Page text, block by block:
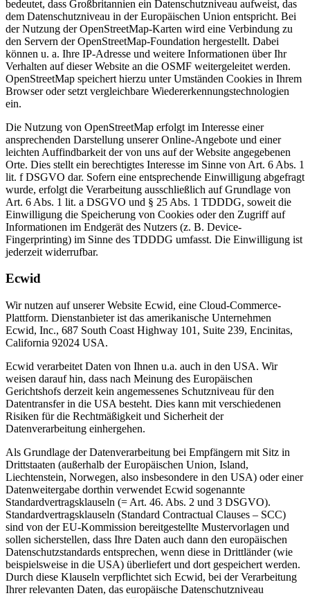
bedeutet, dass Großbritannien ein Datenschutzniveau aufweist, das
dem Datenschutzniveau in der Europäischen Union entspricht. Bei
der Nutzung der OpenStreetMap-Karten wird eine Verbindung zu
den Servern der OpenStreetMap-Foundation hergestellt. Dabei
können u. a. Ihre IP-Adresse und weitere Informationen über Ihr
Verhalten auf dieser Website an die OSMF weitergeleitet werden.
OpenStreetMap speichert hierzu unter Umständen Cookies in Ihrem
Browser oder setzt vergleichbare Wiedererkennungstechnologien
ein.
Die Nutzung von OpenStreetMap erfolgt im Interesse einer
ansprechenden Darstellung unserer Online-Angebote und einer
leichten Auffindbarkeit der von uns auf der Website angegebenen
Orte. Dies stellt ein berechtigtes Interesse im Sinne von Art. 6 Abs. 1
lit. f DSGVO dar. Sofern eine entsprechende Einwilligung abgefragt
wurde, erfolgt die Verarbeitung ausschließlich auf Grundlage von
Art. 6 Abs. 1 lit. a DSGVO und § 25 Abs. 1 TDDDG, soweit die
Einwilligung die Speicherung von Cookies oder den Zugriff auf
Informationen im Endgerät des Nutzers (z. B. Device-
Fingerprinting) im Sinne des TDDDG umfasst. Die Einwilligung ist
jederzeit widerrufbar.
Ecwid
Wir nutzen auf unserer Website Ecwid, eine Cloud-Commerce-
Plattform. Dienstanbieter ist das amerikanische Unternehmen
Ecwid, Inc., 687 South Coast Highway 101, Suite 239, Encinitas,
California 92024 USA.
Ecwid verarbeitet Daten von Ihnen u.a. auch in den USA. Wir
weisen darauf hin, dass nach Meinung des Europäischen
Gerichtshofs derzeit kein angemessenes Schutzniveau für den
Datentransfer in die USA besteht. Dies kann mit verschiedenen
Risiken für die Rechtmäßigkeit und Sicherheit der
Datenverarbeitung einhergehen.
Als Grundlage der Datenverarbeitung bei Empfängern mit Sitz in
Drittstaaten (außerhalb der Europäischen Union, Island,
Liechtenstein, Norwegen, also insbesondere in den USA) oder einer
Datenweitergabe dorthin verwendet Ecwid sogenannte
Standardvertragsklauseln (= Art. 46. Abs. 2 und 3 DSGVO).
Standardvertragsklauseln (Standard Contractual Clauses – SCC)
sind von der EU-Kommission bereitgestellte Mustervorlagen und
sollen sicherstellen, dass Ihre Daten auch dann den europäischen
Datenschutzstandards entsprechen, wenn diese in Drittländer (wie
beispielsweise in die USA) überliefert und dort gespeichert werden.
Durch diese Klauseln verpflichtet sich Ecwid, bei der Verarbeitung
Ihrer relevanten Daten, das europäische Datenschutzniveau